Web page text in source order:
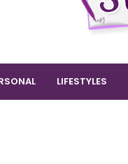
LIFESTYLES